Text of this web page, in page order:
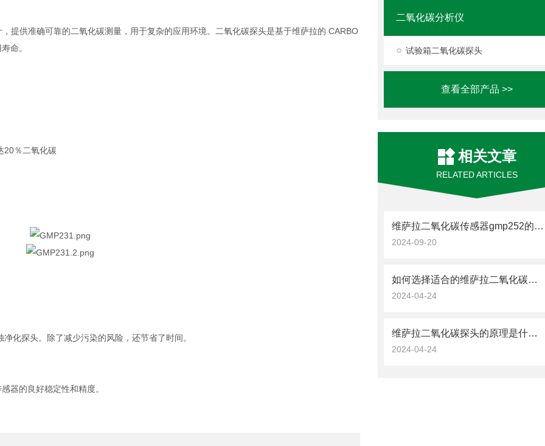
二氧化碳分析仪
试验箱二氧化碳探头
查看全部产品 >>
相关文章
RELATED ARTICLES
维萨拉二氧化碳传感器gmp252的数据处理与分析技术
2024-09-20
如何选择适合的维萨拉二氧化碳探头？
2024-04-24
维萨拉二氧化碳探头的原理是什么？
2024-04-24
提供准确可靠的二氧化碳测量，用于复杂的应用环境。二氧化碳探头是基于维萨拉的 CARBO
命。
20％二氧化碳
化探头。除了减少污染的风险，还节省了时间。
器的良好稳定性和精度。